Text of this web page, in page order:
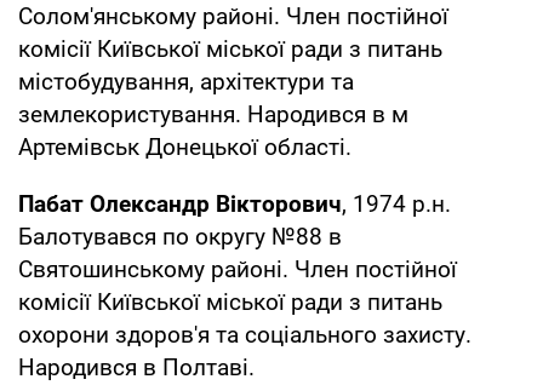
Солом'янському районі. Член постійної
комісії Київської міської ради з питань
містобудування, архітектури та
землекористування. Народився в м
Артемівськ Донецької області.
Пабат Олександр Вікторович, 1974 р.н.
Балотувався по округу №88 в
Святошинському районі. Член постійної
комісії Київської міської ради з питань
охорони здоров'я та соціального захисту.
Народився в Полтаві.